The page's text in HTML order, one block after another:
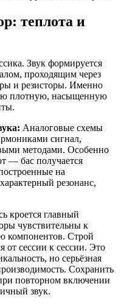
теплота и
Звук формируется
проходящим через
и резисторы. Именно
плотную, насыщенную
Аналоговые схемы
сигнал,
методами. Особенно
— бас получается
на
резонанс,
кроется главный
чувствительны к
компонентов. Строй
от сессии к сессии. Это
но серьёзная
Сохранить
повторном включении
звук.